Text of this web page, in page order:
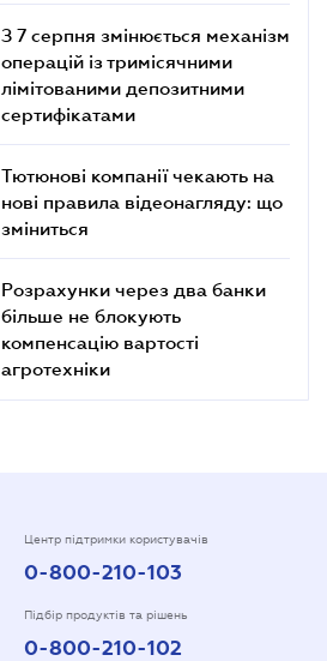
З 7 серпня змінюється механізм
операцій із тримісячними
лімітованими депозитними
сертифікатами
Тютюнові компанії чекають на
нові правила відеонагляду: що
зміниться
Розрахунки через два банки
більше не блокують
компенсацію вартості
агротехніки
Центр підтримки користувачів
0-800-210-103
Підбір продуктів та рішень
0-800-210-102